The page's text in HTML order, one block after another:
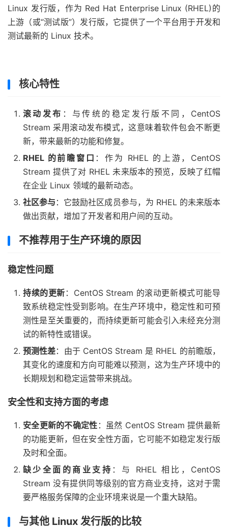
Linux 发行版，作为 Red Hat Enterprise Linux (RHEL)的
上游（或“测试版”）发行版，它提供了一个平台用于开发和
测试最新的 Linux 技术。
核心特性
滚动发布 ：与传统的稳定发行版不同，CentOS
Stream 采用滚动发布模式，这意味着软件包会不断更
新，带来最新的功能和修复。
RHEL 的前瞻窗口 ：作为 RHEL 的上游，CentOS
Stream 提供了对 RHEL 未来版本的预览，反映了红帽
在企业 Linux 领域的最新动态。
社区参与 ：它鼓励社区成员参与，为 RHEL 的未来版本
做出贡献，增加了开发者和用户间的互动。
不推荐用于生产环境的原因
稳定性问题
持续的更新 ：CentOS Stream 的滚动更新模式可能导
致系统稳定性受到影响。在生产环境中，稳定性和可预
测性是至关重要的，而持续更新可能会引入未经充分测
试的新特性或错误。
预测性差：由于 CentOS Stream 是 RHEL 的前瞻版，
其变化的速度和方向可能难以预测，这为生产环境中的
长期规划和稳定运营带来挑战。
安全性和支持方面的考虑
安全更新的不确定性 ：虽然 CentOS Stream 提供最新
的功能更新，但在安全性方面，它可能不如稳定发行版
及时和全面。
缺少全面的商业支持 ：与 RHEL 相比，CentOS
Stream 没有提供同等级别的官方商业支持，这对于需
要严格服务保障的企业环境来说是一个重大缺陷。
与其他 Linux 发行版的比较